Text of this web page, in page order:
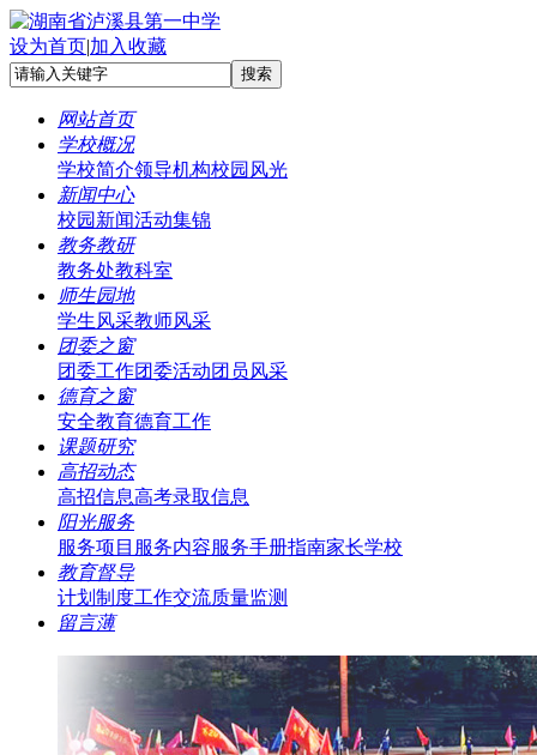
设为首页|加入收藏
网站首页
学校概况
学校简介领导机构校园风光
新闻中心
校园新闻活动集锦
教务教研
教务处教科室
师生园地
学生风采教师风采
团委之窗
团委工作团委活动团员风采
德育之窗
安全教育德育工作
课题研究
高招动态
高招信息高考录取信息
阳光服务
服务项目 服务内容服务手册指南家长学校
教育督导
计划制度工作交流质量监测
留言薄